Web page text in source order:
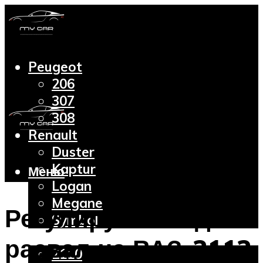
Peugeot
206
307
308
Renault
Duster
Kaptur
Logan
Megane
Symbol
Lada
2110
Меню
Регулируем сход-
развал на ВАЗ-2112